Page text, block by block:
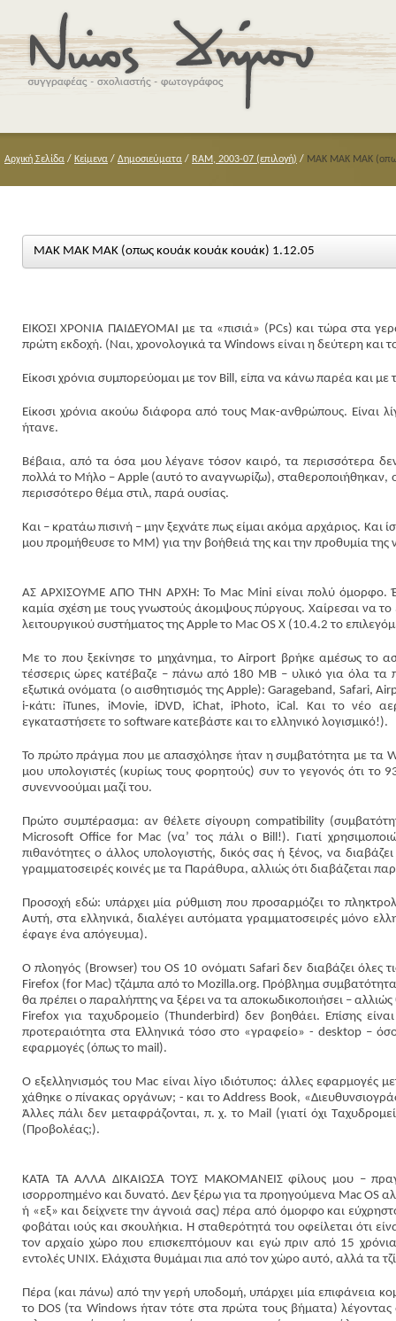
Αρχική Σελίδα / Κείμενα / Δημοσιεύματα / RAM, 2003-07 (επιλογή) / ΜΑΚ ΜΑΚ ΜΑΚ
ΜΑΚ ΜΑΚ ΜΑΚ (οπως κουάκ κουάκ κουάκ) 1.12.05
ΕΙΚΟΣΙ ΧΡΟΝΙΑ ΠΑΙΔΕΥΟΜΑΙ με τα «πισιά» (PCs) και τώρα στα
πρώτη εκδοχή. (Ναι, χρονολογικά τα Windows είναι η δεύτερη και
Είκοσι χρόνια συμπορεύομαι με τον Bill, είπα να κάνω παρέα και με
Είκοσι χρόνια ακούω διάφορα από τους Μακ-ανθρώπους. Είναι
ήτανε.
Βέβαια, από τα όσα μου λέγανε τόσον καιρό, τα περισσότερα
πολλά το Μήλο – Apple (αυτό το αναγνωρίζω), σταθεροποιήθηκαν,
περισσότερο θέμα στιλ, παρά ουσίας.
Και – κρατάω πισινή – μην ξεχνάτε πως είμαι ακόμα αρχάριος.
μου προμήθευσε το ΜΜ) για την βοήθειά της και την προθυμία της
ΑΣ ΑΡΧΙΣΟΥΜΕ ΑΠΟ ΤΗΝ ΑΡΧΗ: Το Μac Μini είναι πολύ όμορφο.
καμία σχέση με τους γνωστούς άκομψους πύργους. Χαίρεσαι να το
λειτουργικού συστήματος της Apple το Mac OS X (10.4.2 το
Με το που ξεκίνησε το μηχάνημα, το Airport βρήκε αμέσως το
τέσσερις ώρες κατέβαζε – πάνω από 180 ΜΒ – υλικό για όλα τα
εξωτικά ονόματα (ο αισθητισμός της Apple): Garageband, Safari,
i-κάτι: iTunes, iMovie, iDVD, iChat, iPhoto, iCal. Και το νέο
εγκαταστήσετε το software κατεβάστε και το ελληνικό λογισμικό!).
Το πρώτο πράγμα που με απασχόλησε ήταν η συμβατότητα με τα
μου υπολογιστές (κυρίως τους φορητούς) συν το γεγονός ότι το
συνεννοούμαι μαζί του.
Πρώτο συμπέρασμα: αν θέλετε σίγουρη compatibility
Microsoft Office for Mac (να’ τος πάλι ο Bill!). Γιατί
πιθανότητες ο άλλος υπολογιστής, δικός σας ή ξένος, να
γραμματοσειρές κοινές με τα Παράθυρα, αλλιώς ότι διαβάζεται
Προσοχή εδώ: υπάρχει μία ρύθμιση που προσαρμόζει το
Αυτή, στα ελληνικά, διαλέγει αυτόματα γραμματοσειρές μόνο
έφαγε ένα απόγευμα).
Ο πλοηγός (Browser) του OS 10 ονόματι Safari δεν διαβάζει όλες
Firefox (for Mac) τζάμπα από το Mozilla.org. Πρόβλημα
θα πρέπει ο παραλήπτης να ξέρει να τα αποκωδικοποιήσει –
Firefox για ταχυδρομείο (Thunderbird) δεν βοηθάει. Επίσης
προτεραιότητα στα Ελληνικά τόσο στο «γραφείο» - desktop –
εφαρμογές (όπως το mail).
Ο εξελληνισμός του Mac είναι λίγο ιδιότυπος: άλλες
χάθηκε ο πίνακας οργάνων; - και το Address Book,
Άλλες πάλι δεν μεταφράζονται, π. χ. το Mail (γιατί όχι
(Προβολέας;).
ΚΑΤΑ ΤΑ ΑΛΛΑ ΔΙΚΑΙΩΣΑ ΤΟΥΣ ΜΑΚΟΜΑΝΕΙΣ φίλους μου –
ισορροπημένο και δυνατό. Δεν ξέρω για τα προηγούμενα Mac OS
ή «εξ» και δείχνετε την άγνοιά σας) πέρα από όμορφο και
φοβάται ιούς και σκουλήκια. Η σταθερότητά του οφείλεται ότι
τον αρχαίο χώρο που επισκεπτόμουν και εγώ πριν από 15
εντολές UNIX. Ελάχιστα θυμάμαι πια από τον χώρο αυτό, αλλά τα
Πέρα (και πάνω) από την γερή υποδομή, υπάρχει μία επιφάνεια
το DOS (τα Windows ήταν τότε στα πρώτα τους βήματα) λέγοντας